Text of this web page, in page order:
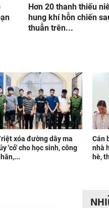
Hơn 20 thanh thiếu
hung khí hỗn chiến
thuẫn trên...
xóa đường dây ma
'cỏ' cho học sinh, công
Cán
nhà
hè,